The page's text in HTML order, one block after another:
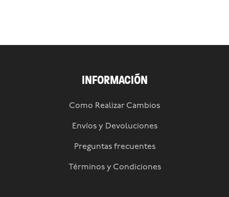
INFORMACIÓN
Como Realizar Cambios
Envíos y Devoluciones
Preguntas frecuentes
Términos y Condiciones